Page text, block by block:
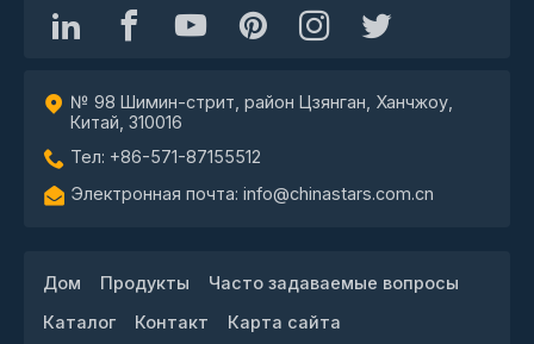
№ 98 Шимин-стрит, район Цзянган, Ханчжоу,
Китай, 310016
Тел: +86-571-87155512
Электронная почта: info@chinastars.com.cn
Дом Продукты
Часто задаваемые вопросы
Каталог
Контакт
Карта сайта